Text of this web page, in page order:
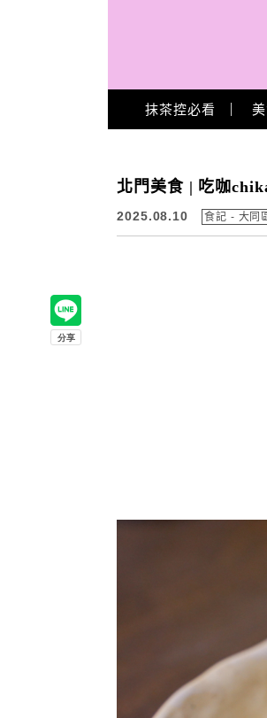
Main Menu
抹茶控必看
北門美食 | 吃咖
2025.08.10 食記 - 大同